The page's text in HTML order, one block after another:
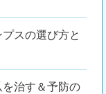
スの選び方と
治す＆予防の